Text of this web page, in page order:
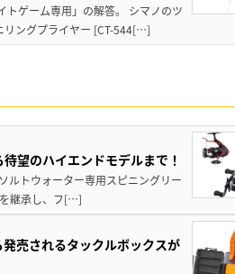
トゲーム専用」の解答。 シマノのツ
リングプライヤー [CT-544[…]
望のハイエンドモデルまで！
ルトウォーター専用スピニングリー
を継承し、フ[…]
売されるタックルボックスが